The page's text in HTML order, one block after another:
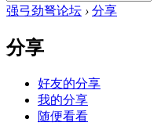
强弓劲弩论坛 › 分享
分享
好友的分享
我的分享
随便看看